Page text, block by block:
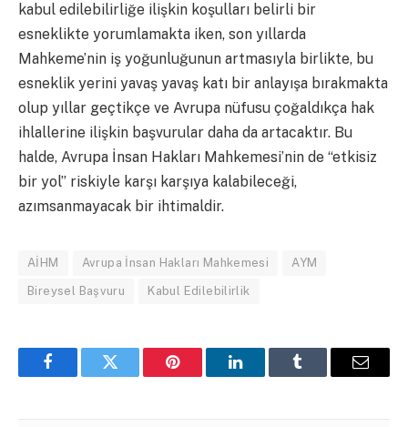
kabul edilebilirliğe ilişkin koşulları belirli bir
esneklikte yorumlamakta iken, son yıllarda
Mahkeme’nin iş yoğunluğunun artmasıyla birlikte, bu
esneklik yerini yavaş yavaş katı bir anlayışa bırakmakta
olup yıllar geçtikçe ve Avrupa nüfusu çoğaldıkça hak
ihlallerine ilişkin başvurular daha da artacaktır. Bu
halde, Avrupa İnsan Hakları Mahkemesi’nin de “etkisiz
bir yol” riskiyle karşı karşıya kalabileceği,
azımsanmayacak bir ihtimaldir.
AİHM Avrupa İnsan Hakları Mahkemesi AYM
Bireysel Başvuru Kabul Edilebilirlik
FacebookTwitter Pinterest LinkedInTumblr Email